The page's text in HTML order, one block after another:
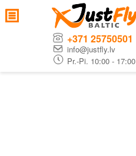
+371 25750501
info@justfly.lv
Pr.-Pi. 10:00 - 17:00